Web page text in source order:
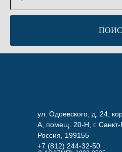
ул. Одоевского, д. 24,
А, помещ. 20-Н, г. Санкт-
Россия, 199155
+7 (812) 244-32-50